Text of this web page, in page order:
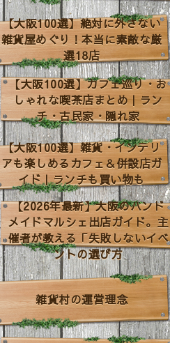
【大阪100選】絶対に外さない
雑貨屋めぐり！本当に素敵な厳
選18店
【大阪100選】カフェ巡り・お
しゃれな喫茶店まとめ｜ラン
チ・古民家・隠れ家
【大阪100選】雑貨・インテリ
アも楽しめるカフェ＆併設店ガ
イド｜ランチも買い物も
【2026年最新】大阪のハンド
メイドマルシェ出店ガイド。主
催者が教える「失敗しないイベ
ントの選び方
雑貨村の運営理念